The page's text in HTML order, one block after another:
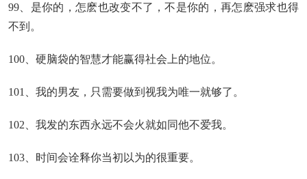
99、是你的，怎麽也改变不了，不是你的，再怎麽强求也得
不到。
100、硬脑袋的智慧才能赢得社会上的地位。
101、我的男友，只需要做到视我为唯一就够了。
102、我发的东西永远不会火就如同他不爱我。
103、时间会诠释你当初以为的很重要。